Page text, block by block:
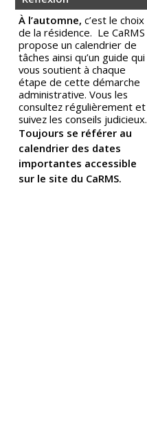
À l’automne, c’est le choix
de la résidence. Le CaRMS
propose un calendrier de
tâches ainsi qu’un guide qui
vous soutient à chaque
étape de cette démarche
administrative. Vous les
consultez régulièrement et
suivez les conseils judicieux.
Toujours se référer au
calendrier des dates
importantes accessible
sur le site du CaRMS.